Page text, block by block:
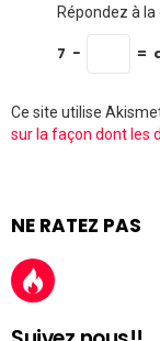
Répondez à
7 − =
Ce site utilise
sur la façon dont les
NE RATEZ PAS